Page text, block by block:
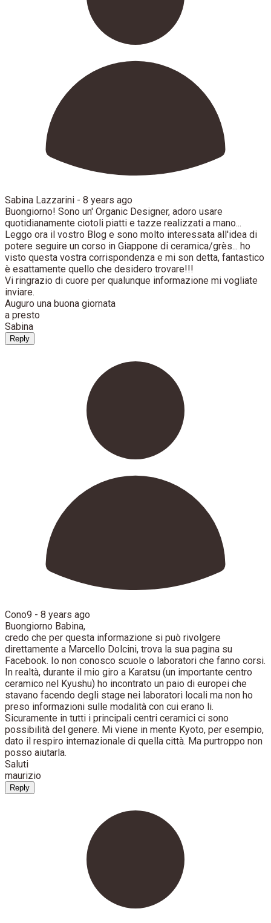
Sabina Lazzarini - 8 years ago
Buongiorno! Sono un' Organic Designer, adoro usare
quotidianamente ciotoli piatti e tazze realizzati a mano...
Leggo ora il vostro Blog e sono molto interessata all'idea di
potere seguire un corso in Giappone di ceramica/grès... ho
visto questa vostra corrispondenza e mi son detta, fantastico
è esattamente quello che desidero trovare!!!
Vi ringrazio di cuore per qualunque informazione mi vogliate
inviare.
Auguro una buona giornata
a presto
Sabina
Reply
Cono9 - 8 years ago
Buongiorno Babina,
credo che per questa informazione si può rivolgere
direttamente a Marcello Dolcini, trova la sua pagina su
Facebook. Io non conosco scuole o laboratori che fanno corsi.
In realtà, durante il mio giro a Karatsu (un importante centro
ceramico nel Kyushu) ho incontrato un paio di europei che
stavano facendo degli stage nei laboratori locali ma non ho
preso informazioni sulle modalità con cui erano li.
Sicuramente in tutti i principali centri ceramici ci sono
possibilità del genere. Mi viene in mente Kyoto, per esempio,
dato il respiro internazionale di quella città. Ma purtroppo non
posso aiutarla.
Saluti
maurizio
Reply